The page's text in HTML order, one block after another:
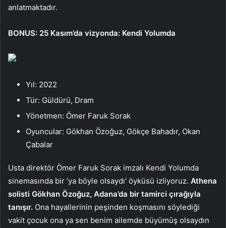
anlatmaktadır.
BONUS: 25 Kasım’da vizyonda: Kendi Yolumda
Yıl: 2022
Tür: Güldürü, Dram
Yönetmen: Ömer Faruk Sorak
Oyuncular: Gökhan Özoğuz, Gökçe Bahadır, Okan
Çabalar
Usta direktör Ömer Faruk Sorak imzalı Kendi Yolumda
sinemasında bir ‘ya böyle olsaydı’ öyküsü izliyoruz. Athena
solisti Gökhan Özoğuz, Adana’da bir tamirci çırağıyla
tanışır. Ona hayallerinin peşinden koşmasını söylediği
vakit çocuk ona ya sen benim ailemde büyümüş olsaydın